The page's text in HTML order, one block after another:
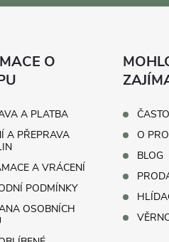
O
A PLATBA
A PŘEPRAVA
A VRÁCENÍ
PODMÍNKY
OSOBNÍCH
O
BLOG